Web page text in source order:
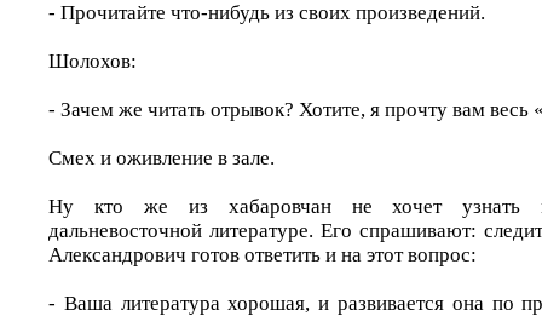
- Прочитайте что-нибудь из своих произведений.
Шолохов:
- Зачем же читать отрывок? Хотите, я прочту вам
Смех и оживление в зале.
Ну кто же из хабаровчан не хочет узнать
дальневосточной литературе. Его спрашивают:
Александрович готов ответить и на этот вопрос:
- Ваша литература хорошая, и развивается она по